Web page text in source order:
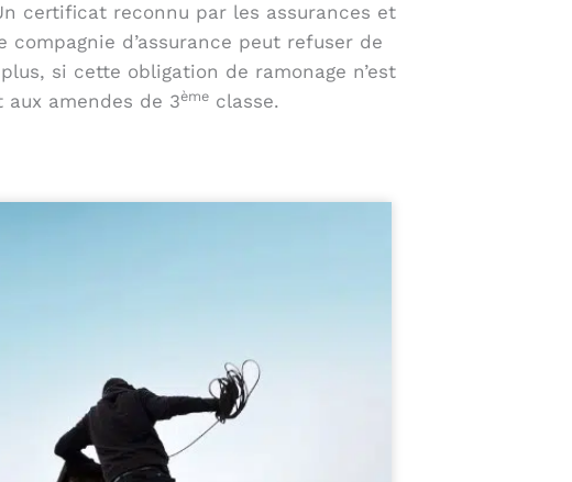
certificat reconnu par les assurances et
d’assurance peut refuser de
si cette obligation de ramonage n’est
amendes de 3èmeclasse.